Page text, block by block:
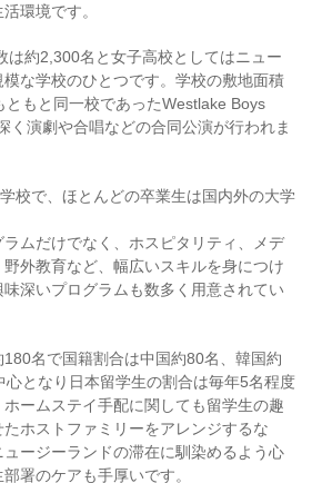
環境です。
は約2,300名と女子高校としてはニュー
な学校のひとつです。学校の敷地面積
ともと同一校であったWestlake Boys
く演劇や合唱などの合同公演が行われま
校で、ほとんどの卒業生は国内外の大学
ムだけでなく、ホスピタリティ、メデ
外教育など、幅広いスキルを身につけ
深いプログラムも数多く用意されてい
名で国籍割合は中国約80名、韓国約
心となり日本留学生の割合は毎年5名程度
ームステイ手配に関しても留学生の趣
ホストファミリーをアレンジするな
ージーランドの滞在に馴染めるよう心
署のケアも手厚いです。